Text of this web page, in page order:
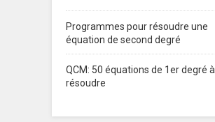
Programmes pour résoudre une
équation de second degré
QCM: 50 équations de 1er degré à
résoudre